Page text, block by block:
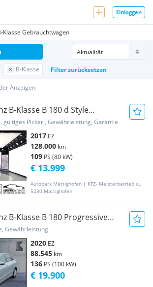
Einloggen
Klasse Gebrauchtwagen
B-Klasse Filter zurücksetzen
Anzeigen
B-Klasse B 180 d Style
gültiges Pickerl, Gewährleistung, Garantie
2017 EZ
128.000 km
109 PS (80 kW)
Autopark Mattighofen | KFZ- Meisterbetrieb und Handel
5230 Mattighofen
€ 13.999
B-Klasse B 180 Progressive
SpurH LED MBU
Gewährleistung
2020 EZ
88.545 km
136 PS (100 kW)
€ 19.900